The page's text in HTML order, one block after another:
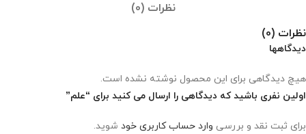
نظرات (0)
نظرات (0)
دیدگاهها
هیچ دیدگاهی برای این محصول نوشته نشده است.
اولین نفری باشید که دیدگاهی را ارسال می کنید برای “علم”
برای ثبت نقد و بررسی وارد حساب کاربری خود شوید.